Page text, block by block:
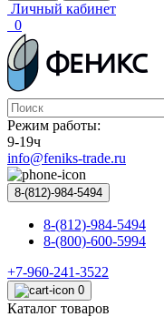
Личный кабинет
0
Режим работы:
9-19ч
info@feniks-trade.ru
8-(812)-984-5494
8-(812)-984-5494
8-(800)-600-5994
+7-960-241-3522
0
Каталог товаров